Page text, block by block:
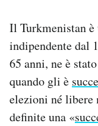
Il Turkmenistan è
indipendente dal
65 anni, ne è
quando gli è
elezioni né libere
definite una «